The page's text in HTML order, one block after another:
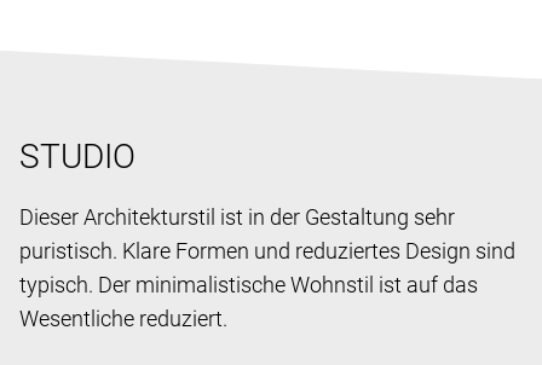
STUDIO
Dieser Architekturstil ist in der Gestaltung sehr
puristisch. Klare Formen und reduziertes Design sind
typisch. Der minimalistische Wohnstil ist auf das
Wesentliche reduziert.